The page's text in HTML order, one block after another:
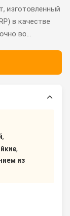
изготовленный
в качестве
во...
,
,
из